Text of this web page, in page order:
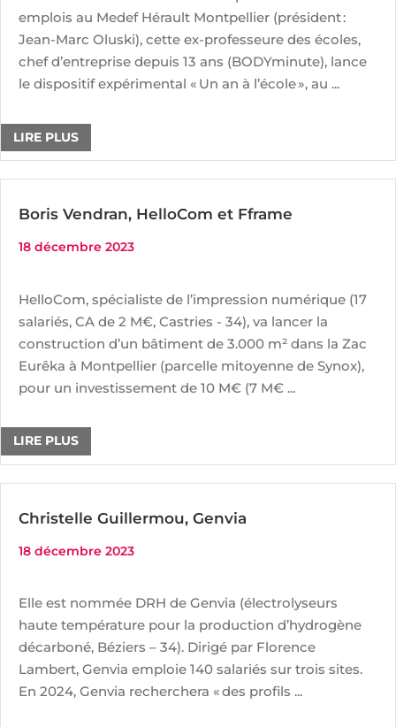
emplois au Medef Hérault Montpellier (président :
Jean-Marc Oluski), cette ex-professeure des écoles,
chef d’entreprise depuis 13 ans (BODYminute), lance
le dispositif expérimental « Un an à l’école », au ...
LIRE PLUS
Boris Vendran, HelloCom et Fframe
18 décembre 2023
HelloCom, spécialiste de l’impression numérique (17
salariés, CA de 2 M€, Castries - 34), va lancer la
construction d’un bâtiment de 3.000 m² dans la Zac
Eurêka à Montpellier (parcelle mitoyenne de Synox),
pour un investissement de 10 M€ (7 M€ ...
LIRE PLUS
Christelle Guillermou, Genvia
18 décembre 2023
Elle est nommée DRH de Genvia (électrolyseurs
haute température pour la production d’hydrogène
décarboné, Béziers – 34). Dirigé par Florence
Lambert, Genvia emploie 140 salariés sur trois sites.
En 2024, Genvia recherchera « des profils ...